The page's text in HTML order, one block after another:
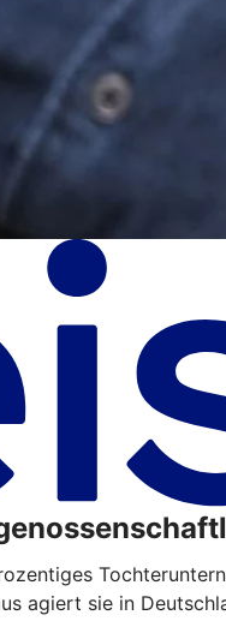
agiert sie in